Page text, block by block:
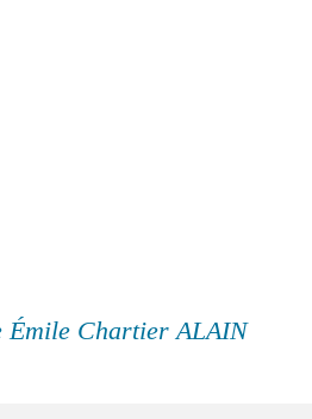
Émile Chartier ALAIN